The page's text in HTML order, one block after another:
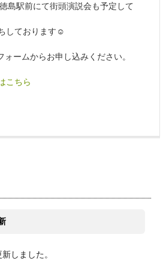
島駅前にて街頭演説会も予定して
しております☺️
ォームからお申し込みください。
こちら
しました。